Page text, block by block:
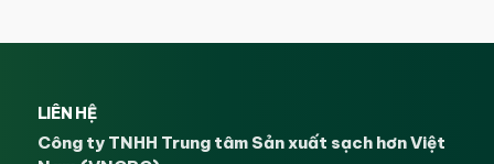
LIÊN HỆ
Công ty TNHH Trung tâm Sản xuất sạch hơn Việt